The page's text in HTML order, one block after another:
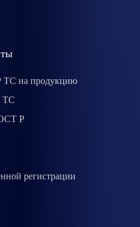
ТС на продукцию
ТС
Р
регистрации